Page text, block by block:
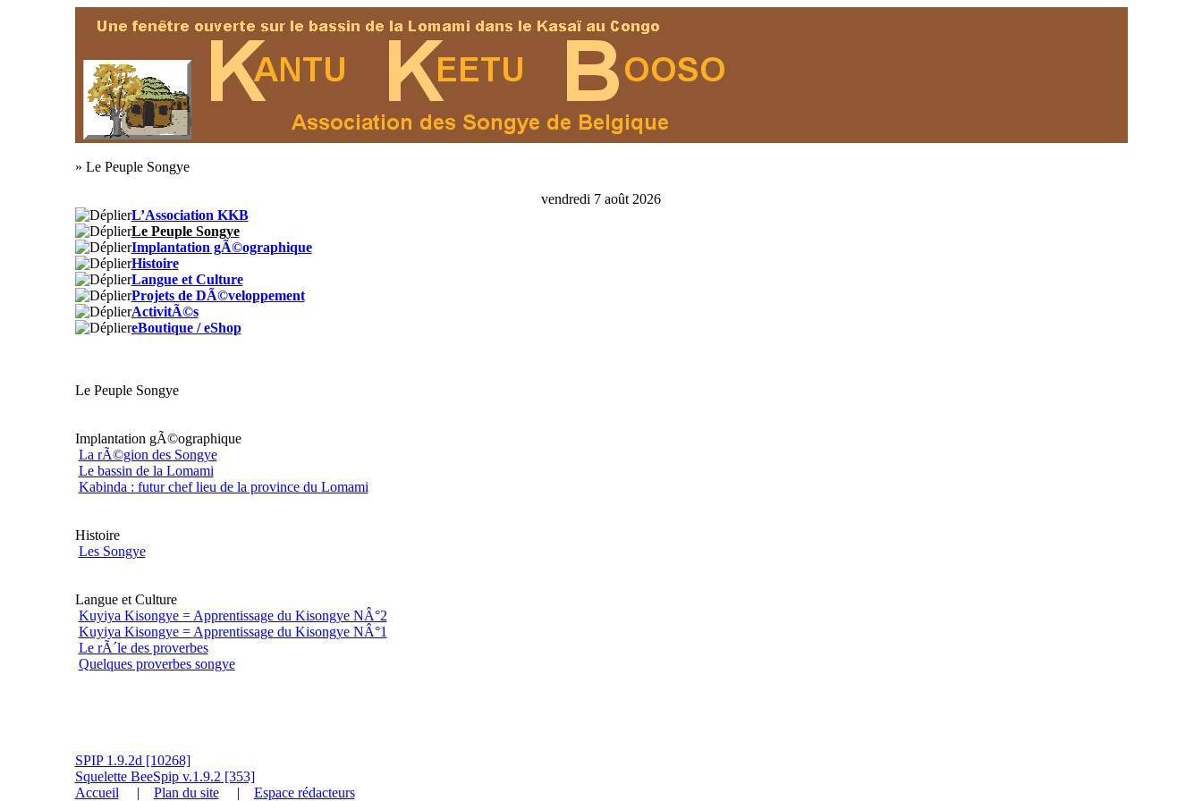
» Le Peuple Songye
vendredi 7 août 2026
L’Association KKB
Le Peuple Songye
Implantation gÃ©ographique
Histoire
Langue et Culture
Projets de DÃ©veloppement
ActivitÃ©s
eBoutique / eShop
Le Peuple Songye
Implantation gÃ©ographique
La rÃ©gion des Songye
Le bassin de la Lomami
Kabinda : futur chef lieu de la province du Lomami
Histoire
Les Songye
Langue et Culture
Kuyiya Kisongye = Apprentissage du Kisongye NÂ°2
Kuyiya Kisongye = Apprentissage du Kisongye NÂ°1
Le rÃ´le des proverbes
Quelques proverbes songye
SPIP 1.9.2d [10268]
Squelette BeeSpip v.1.9.2 [353]
Accueil | Plan du site| Espace rédacteurs